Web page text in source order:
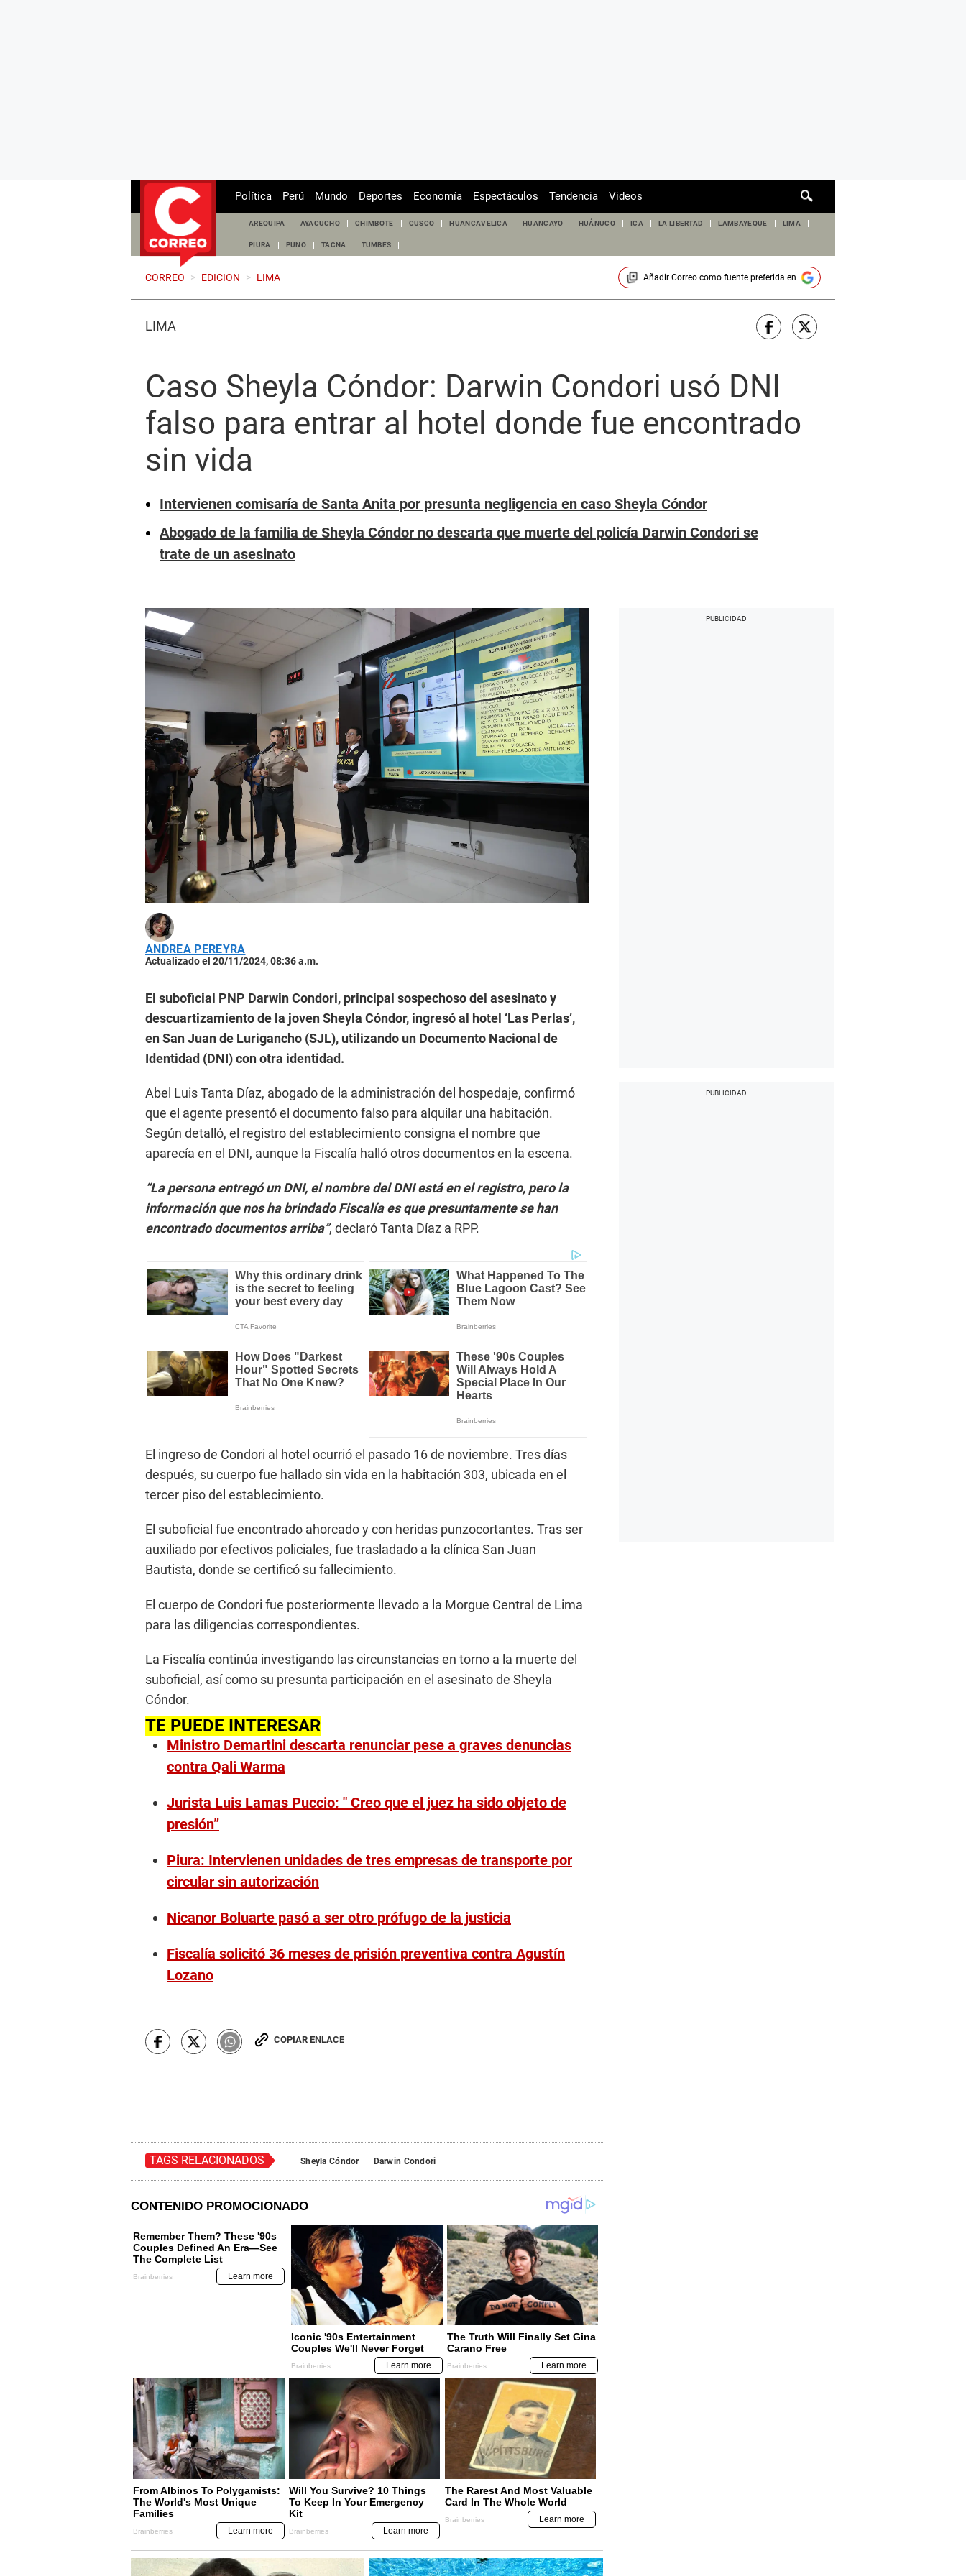
de
Política Perú Mundo Deportes Economía Espectáculos Tendencia Videos
AREQUIPA AYACUCHO CHIMBOTE CUSCO HUANCAVELICA HUANCAYO HUÁNUCO ICA LA LIBERTAD LAMBAYEQUE LIMA
PIURA PUNO TACNA TUMBES
CORREO > EDICION > LIMA Añadir Correocomo fuente preferida en
LIMA
Caso Sheyla Cóndor: Darwin Condori usó DNI
falso para entrar al hotel donde fue encontrado
sin vida
Intervienen comisaría de Santa Anita por presunta negligencia en caso Sheyla Cóndor
Abogado de la familia de Sheyla Cóndor no descarta que muerte del policía Darwin Condori se
trate de un asesinato
ANDREA PEREYRA
Actualizado el 20/11/2024, 08:36 a.m.
El suboficial PNP Darwin Condori, principal sospechoso del asesinato y
descuartizamiento de la joven Sheyla Cóndor, ingresó al hotel ‘Las Perlas’,
en San Juan de Lurigancho (SJL), utilizando un Documento Nacional de
Identidad (DNI) con otra identidad.
Abel Luis Tanta Díaz, abogado de la administración del hospedaje, confirmó
que el agente presentó el documento falso para alquilar una habitación.
Según detalló, el registro del establecimiento consigna el nombre que
aparecía en el DNI, aunque la Fiscalía halló otros documentos en la escena.
“La persona entregó un DNI, el nombre del DNI está en el registro, pero la
información que nos ha brindado Fiscalía es que presuntamente se han
encontrado documentos arriba”, declaró Tanta Díaz a RPP.
El ingreso de Condori al hotel ocurrió el pasado 16 de noviembre. Tres días
después, su cuerpo fue hallado sin vida en la habitación 303, ubicada en el
tercer piso del establecimiento.
El suboficial fue encontrado ahorcado y con heridas punzocortantes. Tras ser
auxiliado por efectivos policiales, fue trasladado a la clínica San Juan
Bautista, donde se certificó su fallecimiento.
El cuerpo de Condori fue posteriormente llevado a la Morgue Central de Lima
para las diligencias correspondientes.
La Fiscalía continúa investigando las circunstancias en torno a la muerte del
suboficial, así como su presunta participación en el asesinato de Sheyla
Cóndor.
TE PUEDE INTERESAR
Ministro Demartini descarta renunciar pese a graves denuncias
contra Qali Warma
Jurista Luis Lamas Puccio: " Creo que el juez ha sido objeto de
presión”
Piura: Intervienen unidades de tres empresas de transporte por
circular sin autorización
Nicanor Boluarte pasó a ser otro prófugo de la justicia
Fiscalía solicitó 36 meses de prisión preventiva contra Agustín
Lozano
COPIAR ENLACE
TAGS RELACIONADOS Sheyla Cóndor Darwin Condori